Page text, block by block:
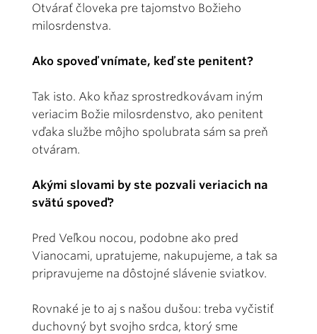
Otvárať človeka pre tajomstvo Božieho
milosrdenstva.
Ako spoveď vnímate, keď ste penitent?
Tak isto. Ako kňaz sprostredkovávam iným
veriacim Božie milosrdenstvo, ako penitent
vďaka službe môjho spolubrata sám sa preň
otváram.
Akými slovami by ste pozvali veriacich na
svätú spoveď?
Pred Veľkou nocou, podobne ako pred
Vianocami, upratujeme, nakupujeme, a tak sa
pripravujeme na dôstojné slávenie sviatkov.
Rovnaké je to aj s našou dušou: treba vyčistiť
duchovný byt svojho srdca, ktorý sme